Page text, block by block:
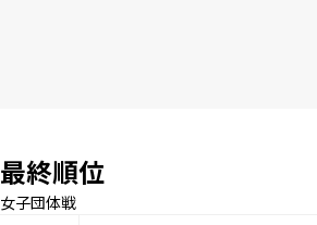
最終順位
女子団体戦